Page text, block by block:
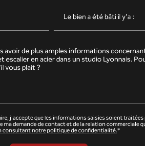
j'accepte que les informations saisies soient traitées
ma demande de contact et de la relation commerciale
consultant notre politique de confidentialité.*